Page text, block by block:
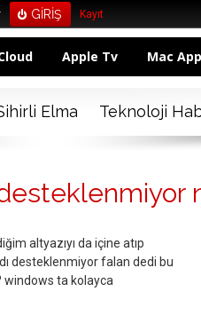
Kayıt
Apple Tv Mac
Elma Teknoloji
altyazıyı da içine atıp
desteklenmiyor falan dedi bu
windows ta kolayca